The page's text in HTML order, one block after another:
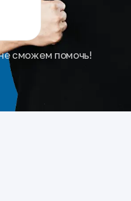
сможем помочь!